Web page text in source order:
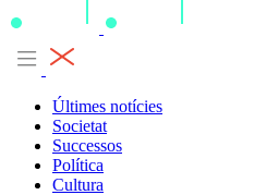
Últimes notícies
Societat
Successos
Política
Cultura